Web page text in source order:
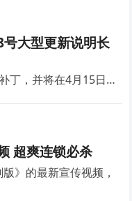
大型更新说明长
丁，并将在4月15日…
超爽连锁必杀
》的最新宣传视频，